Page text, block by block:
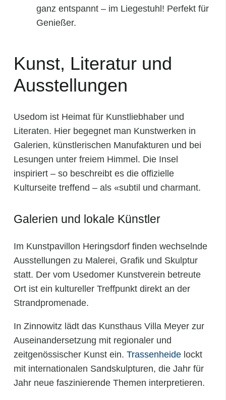
ganz entspannt – im Liegestuhl! Perfekt für
Genießer.
Kunst, Literatur und
Ausstellungen
Usedom ist Heimat für Kunstliebhaber und
Literaten. Hier begegnet man Kunstwerken in
Galerien, künstlerischen Manufakturen und bei
Lesungen unter freiem Himmel. Die Insel
inspiriert – so beschreibt es die offizielle
Kulturseite treffend – als «subtil und charmant.
Galerien und lokale Künstler
Im Kunstpavillon Heringsdorf finden wechselnde
Ausstellungen zu Malerei, Grafik und Skulptur
statt. Der vom Usedomer Kunstverein betreute
Ort ist ein kultureller Treffpunkt direkt an der
Strandpromenade.
In Zinnowitz lädt das Kunsthaus Villa Meyer zur
Auseinandersetzung mit regionaler und
zeitgenössischer Kunst ein. Trassenheide lockt
mit internationalen Sandskulpturen, die Jahr für
Jahr neue faszinierende Themen interpretieren.